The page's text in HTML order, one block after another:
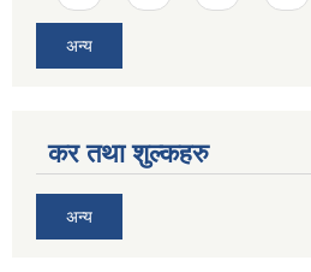
अन्य
कर तथा शुल्कहरु
अन्य